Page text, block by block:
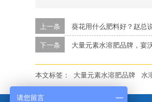
上一条
葵花用什么肥料好？赵总
下一条 大量元素水溶肥品牌，宴
本文标签： 大量元素水溶肥品牌 水
请您留言